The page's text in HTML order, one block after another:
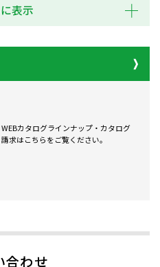
表示
WEBカタログラインナップ・カタログ
請求はこちらをご覧ください。
合わせ